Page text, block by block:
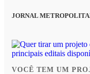
JORNAL
VOCÊ TEM UM